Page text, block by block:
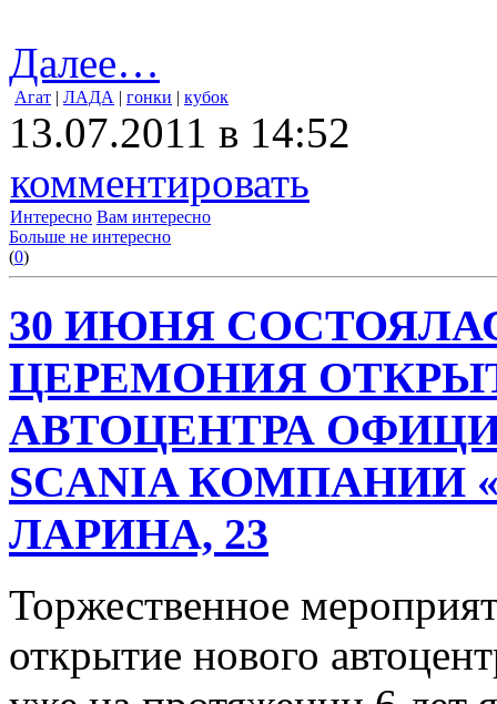
Далее…
Агат | ЛАДА | гонки | кубок
13.07.2011 в 14:52
комментировать
Интересно Вам интересно
Больше не интересно
(0)
30 ИЮНЯ
ЦЕРЕМОНИЯ
АВТОЦЕНТРА
SCANIA КОМПАНИИ
ЛАРИНА, 23
Торжественное
открытие нового